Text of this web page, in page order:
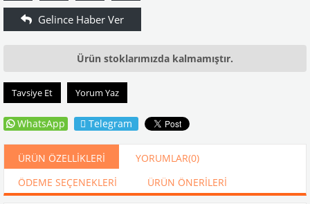
Ürün stoklarımızda kalmamıştır.
Tavsiye Et Yorum Yaz
WhatsApp Telegram
ÜRÜN ÖZELLIKLERI YORUMLAR(0)
ÖDEME SEÇENEKLERI
ÜRÜN ÖNERILERI